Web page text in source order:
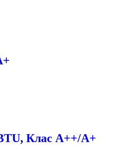
Клас А++/A+